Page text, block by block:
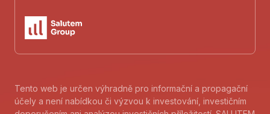
Tento web je určen výhradně pro informační a propagační
účely a není nabídkou či výzvou k investování, investičním